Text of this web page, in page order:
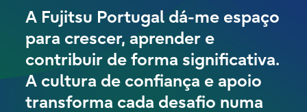
A Fujitsu Portugal dá-me espaço
para crescer, aprender e
contribuir de forma significativa.
A cultura de confiança e apoio
transforma cada desafio numa